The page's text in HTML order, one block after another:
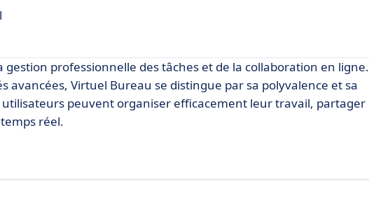
professionnelle des tâches et de la collaboration en ligne.
Virtuel Bureau se distingue par sa polyvalence et sa
peuvent organiser efficacement leur travail, partager
réel.